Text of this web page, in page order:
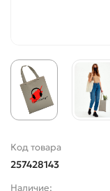
Код товара
257428143
Наличие: